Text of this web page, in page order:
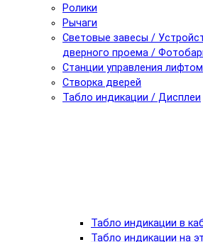
Ролики
Рычаги
Световые завесы /
дверного проема /
Станции управления лифтом
Створка дверей
Табло индикации / Дисплеи
Табло индикации в
Табло индикации на